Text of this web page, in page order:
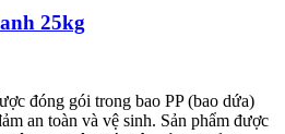
25kg
đóng gói trong bao PP (bao dứa)
an toàn và vệ sinh. Sản phẩm được